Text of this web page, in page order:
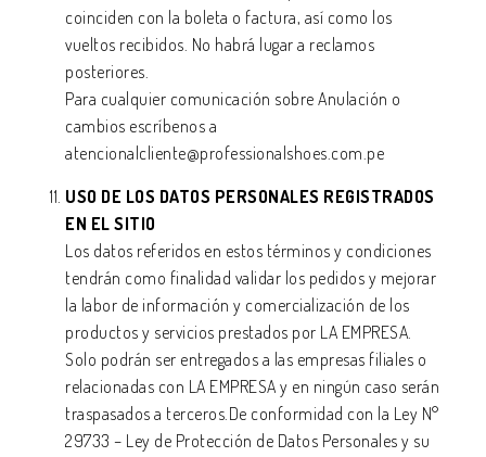
coinciden con la boleta o factura, así como los
vueltos recibidos. No habrá lugar a reclamos
posteriores.
Para cualquier comunicación sobre Anulación o
cambios escríbenos a
atencionalcliente@professionalshoes.com.pe
USO DE LOS DATOS PERSONALES REGISTRADOS
EN EL SITIO
Los datos referidos en estos términos y condiciones
tendrán como finalidad validar los pedidos y mejorar
la labor de información y comercialización de los
productos y servicios prestados por LA EMPRESA.
Solo podrán ser entregados a las empresas filiales o
relacionadas con LA EMPRESA y en ningún caso serán
traspasados a terceros.De conformidad con la Ley N°
29733 – Ley de Protección de Datos Personales y su